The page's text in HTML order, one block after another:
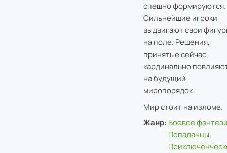
спешно формируются.
Сильнейшие игроки
выдвигают свои
на поле. Решения,
принятые сейчас,
кардинально
на будущий
миропорядок.
Мир стоит на изломе.
Жанр: Боевое
Попаданцы,